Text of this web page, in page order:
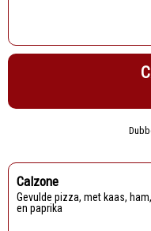
Calzone
Gevulde pizza, met kaas, ham, salami, spek, champignons, ui
en paprika